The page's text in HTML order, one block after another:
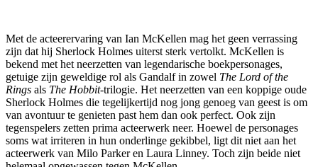
Met de acteerervaring van Ian McKellen mag het geen verrassing
zijn dat hij Sherlock Holmes uiterst sterk vertolkt. McKellen is
bekend met het neerzetten van legendarische boekpersonages,
getuige zijn geweldige rol als Gandalf in zowel The Lord of the
Rings als The Hobbit-trilogie. Het neerzetten van een koppige oude
Sherlock Holmes die tegelijkertijd nog jong genoeg van geest is om
van avontuur te genieten past hem dan ook perfect. Ook zijn
tegenspelers zetten prima acteerwerk neer. Hoewel de personages
soms wat irriteren in hun onderlinge gekibbel, ligt dit niet aan het
acteerwerk van Milo Parker en Laura Linney. Toch zijn beide niet